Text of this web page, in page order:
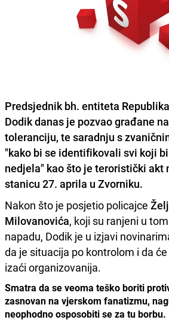
Predsjednik bh. entiteta
Dodikdanas je pozvao građane
toleranciju, te saradnju s
"kako bi se identifikovali svi koji
nedjela" kao što je teroristički akt
stanicu 27. aprila u Zvorniku.
Nakon što je posjetio policajce
Milovanovića, koji su ranjeni u
napadu, Dodik je u izjavi
da je situacija po kontrolom i da
izaći organizovanija.
Smatra da se veoma teško boriti
zasnovan na vjerskom fanatizmu,
neophodno osposobiti se za tu borbu.